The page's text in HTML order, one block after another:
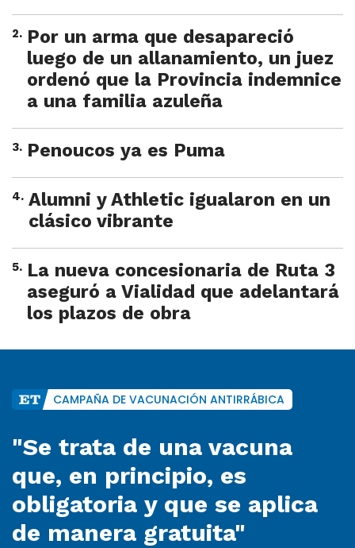
2. Por un arma que desapareció
luego de un allanamiento, un juez
ordenó que la Provincia indemnice
a una familia azuleña
3. Penoucos ya es Puma
4. Alumni y Athletic igualaron en un
clásico vibrante
5. La nueva concesionaria de Ruta 3
aseguró a Vialidad que adelantará
los plazos de obra
CAMPAÑA DE VACUNACIÓN ANTIRRÁBICA
"Se trata de una vacuna
que, en principio, es
obligatoria y que se aplica
de manera gratuita"